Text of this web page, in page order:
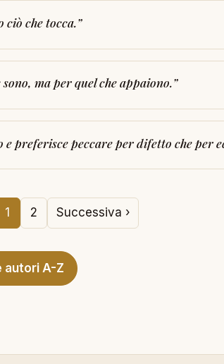
che tocca.”
ma per quel che appaiono.”
preferisce peccare per difetto che per
1 2 Successiva ›
autori A-Z